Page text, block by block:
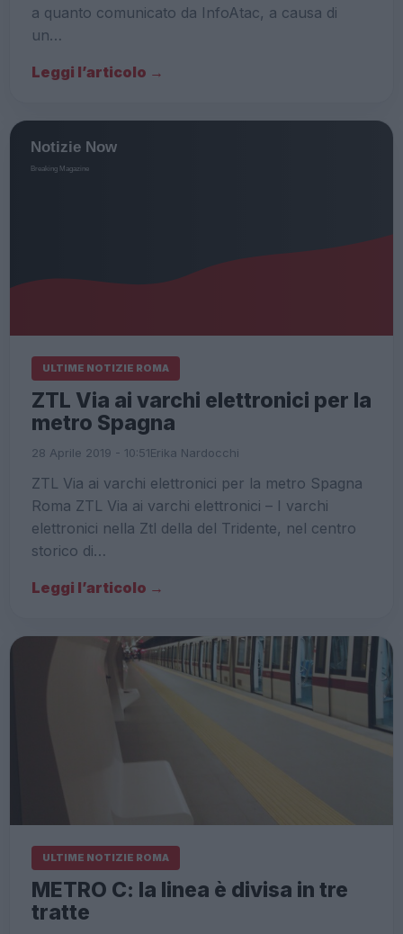
a quanto comunicato da InfoAtac, a causa di
un…
Leggi l’articolo →
ULTIME NOTIZIE ROMA
ZTL Via ai varchi elettronici per la
metro Spagna
28 Aprile 2019 - 10:51Erika Nardocchi
ZTL Via ai varchi elettronici per la metro Spagna
Roma ZTL Via ai varchi elettronici – I varchi
elettronici nella Ztl della del Tridente, nel centro
storico di…
Leggi l’articolo →
ULTIME NOTIZIE ROMA
METRO C: la linea è divisa in tre
tratte